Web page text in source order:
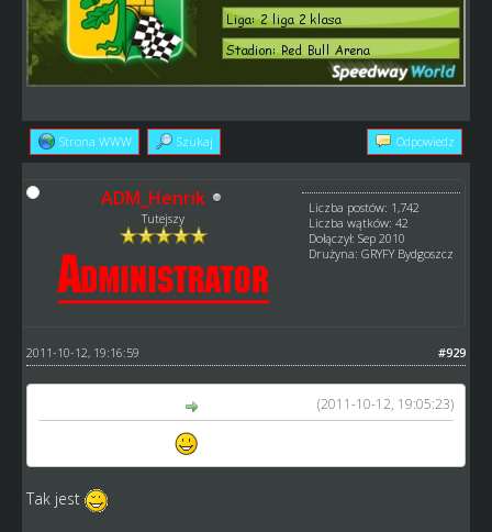
Strona WWW Szukaj Odpowiedz
ADM_Henrik
Tutejszy
Liczba postów: 1,742
Liczba wątków: 42
Dołączył: Sep 2010
Drużyna: GRYFY Bydgoszcz
#929
2011-10-12, 19:16:59
(2011-10-12, 19:05:23)
Tak jest